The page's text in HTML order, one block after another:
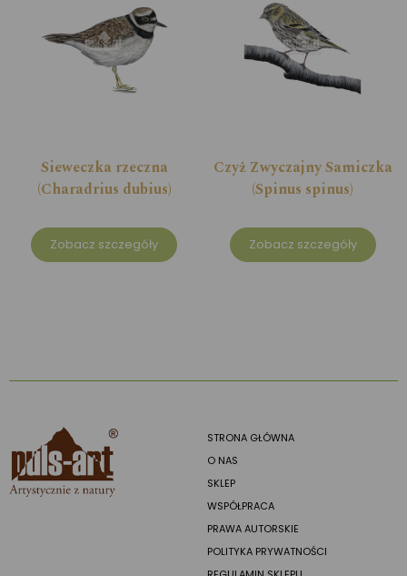
Sieweczka rzeczna
(Charadrius dubius)
Zobacz szczegóły
Czyż Zwyczajny Samiczka
(Spinus spinus)
Zobacz szczegóły
STRONA GŁÓWNA
O NAS
SKLEP
WSPÓŁPRACA
PRAWA AUTORSKIE
POLITYKA PRYWATNOŚCI